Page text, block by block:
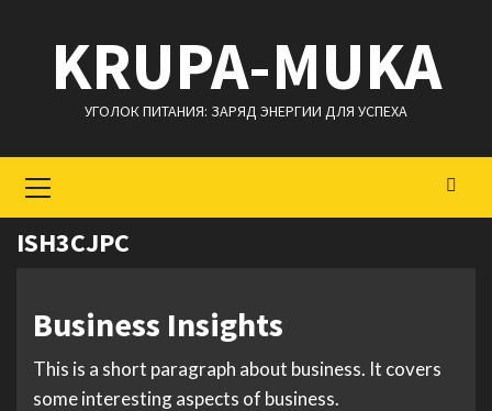
содержимому
KRUPA-MUKA
УГОЛОК ПИТАНИЯ: ЗАРЯД ЭНЕРГИИ ДЛЯ УСПЕХА
меню
ISH3CJPC
Business Insights
This is a short paragraph about business. It covers
some interesting aspects of business.